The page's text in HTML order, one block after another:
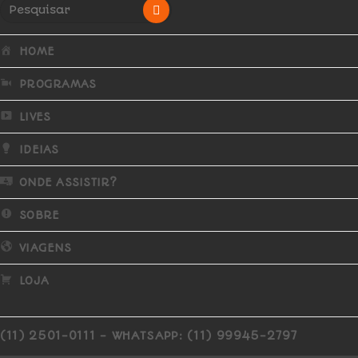
HOME
PROGRAMAS
LIVES
IDEIAS
ONDE ASSISTIR?
SOBRE
VIAGENS
LOJA
(11) 2501-0111 - WHATSAPP: (11) 99945-2797